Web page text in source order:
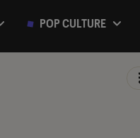
POP CULTURE